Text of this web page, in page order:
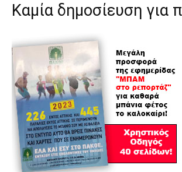
Καμία δημοσίευση για